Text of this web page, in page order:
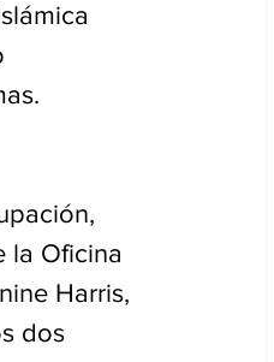
la Oficina
Harris,
dos